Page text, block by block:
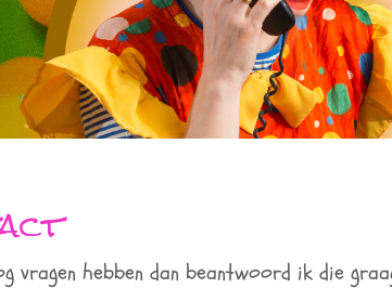
vragen hebben dan beantwoord ik die